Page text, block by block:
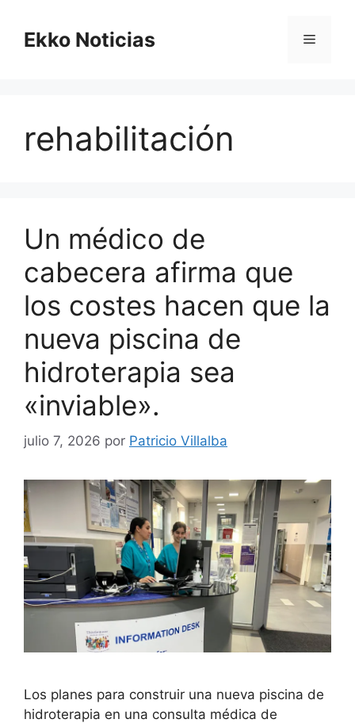
contenido
Ekko Noticias Menú
rehabilitación
Un médico de
cabecera afirma que
los costes hacen que la
nueva piscina de
hidroterapia sea
«inviable».
julio 7, 2026 por Patricio Villalba
Los planes para construir una nueva piscina de
hidroterapia en una consulta médica de